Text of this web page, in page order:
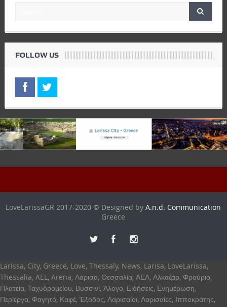
FOLLOW US
LoveLarissaGR 2017-2020 © Designed byA.n.d. Communication
Greece
Larissa, City, Greece, Love, Thessaly, News, Larisa, LoveLarissa,
Thessalia, AEL, Arena, Λάρισα, Θεσσαλία, ΑΕΛ, Αλκαζάρ, Φρούριο,
Πλατεία, Ταχυδρομείου, Βυσσινί, Άλογο, Ειδήσεις, Ενημέρωση,
Περίεργα, Φαγητό, Καφέ, Έξοδος, Λαρισαίοι, Λαρισαίες, Ιπποκράτης,